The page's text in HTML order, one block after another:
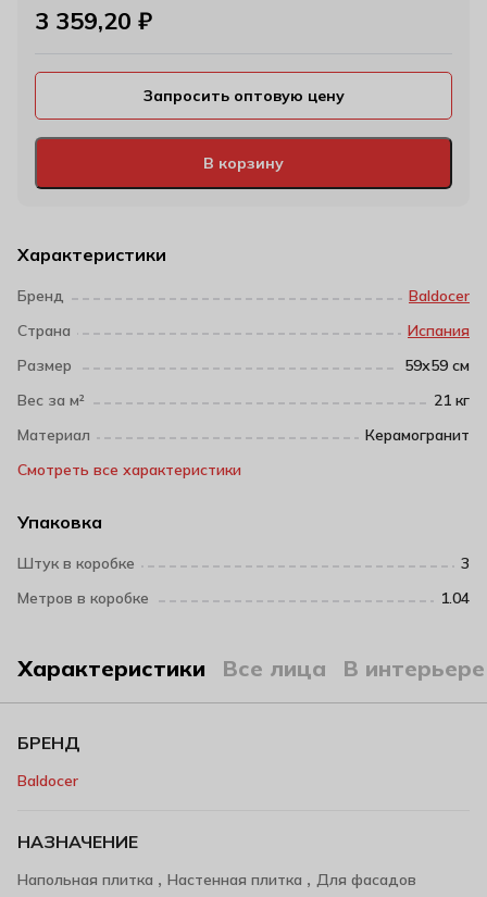
Характеристики
Бренд
Baldocer
Страна
Испания
Размер
59х59 см
Вес за м²
21 кг
Материал
Керамогранит
Смотреть все характеристики
Упаковка
Штук в коробке
3
Метров в коробке
1.04
В корзину
3 359,20 ₽
Запросить оптовую цену
Характеристики Все лица В интерьере
БРЕНД
Baldocer
НАЗНАЧЕНИЕ
Напольная плитка , Настенная плитка , Для фасадов